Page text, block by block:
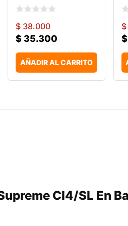
$38.000
$35.300
AÑADIR AL CARRITO
$
$
CI4/SL En